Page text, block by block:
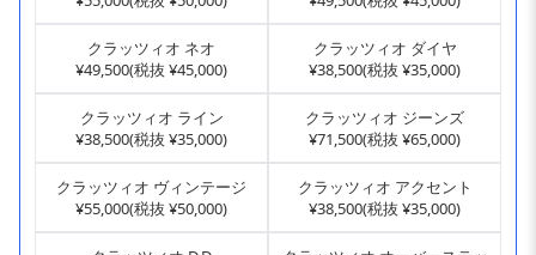
クラッツィオ ネオ
¥49,500(税抜 ¥45,000)
クラッツィオ ダイヤ
¥38,500(税抜 ¥35,000)
クラッツィオ ライン
¥38,500(税抜 ¥35,000)
クラッツィオ ジーンズ
¥71,500(税抜 ¥65,000)
クラッツィオ ヴィンテージ
¥55,000(税抜 ¥50,000)
クラッツィオ アクセント
¥38,500(税抜 ¥35,000)